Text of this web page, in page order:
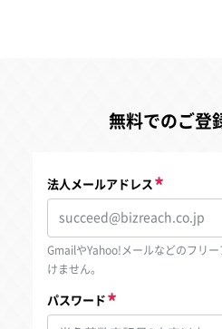
無料でのご登
法人メールアドレス
GmailやYahoo!メールなどのフリ
けません。
パスワード